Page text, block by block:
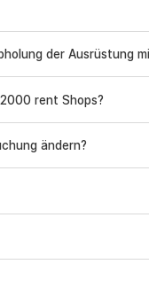
der Ausrüstung
rent Shops?
kann ich meine Buchung ändern?